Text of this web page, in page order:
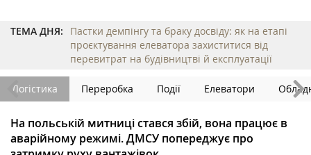
ТЕМА ДНЯ:
Пастки демпінгу та браку досвіду: як на етапі
проєктування елеватора захиститися від
перевитрат на будівництві й експлуатації
Логістика Переробка Події Елеватори
На польській митниці стався збій, вона працює в
аварійному режимі. ДМСУ попереджує про